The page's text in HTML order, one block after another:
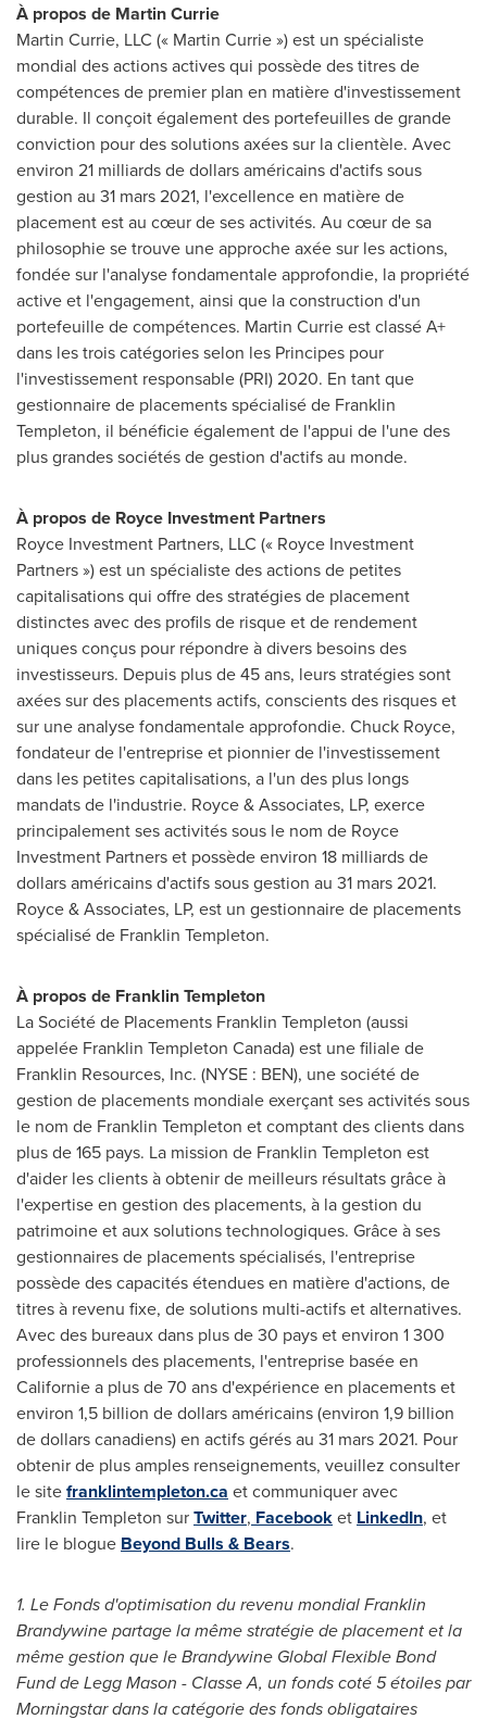
À propos de Martin Currie
Martin Currie, LLC (« Martin Currie ») est un spécialiste
mondial des actions actives qui possède des titres de
compétences de premier plan en matière d'investissement
durable. Il conçoit également des portefeuilles de grande
conviction pour des solutions axées sur la clientèle. Avec
environ 21 milliards de dollars américains d'actifs sous
gestion au 31 mars 2021, l'excellence en matière de
placement est au cœur de ses activités. Au cœur de sa
philosophie se trouve une approche axée sur les actions,
fondée sur l'analyse fondamentale approfondie, la propriété
active et l'engagement, ainsi que la construction d'un
portefeuille de compétences. Martin Currieest classé A+
dans les trois catégories selon les Principes pour
l'investissement responsable (PRI) 2020. En tant que
gestionnaire de placements spécialisé de Franklin
Templeton, il bénéficie également de l'appui de l'une des
plus grandes sociétés de gestion d'actifs au monde.
À propos de Royce Investment Partners
Royce Investment Partners, LLC (« Royce Investment
Partners ») est un spécialiste des actions de petites
capitalisations qui offre des stratégies de placement
distinctes avec des profils de risque et de rendement
uniques conçus pour répondre à divers besoins des
investisseurs. Depuis plus de 45 ans, leurs stratégies sont
axées sur des placements actifs, conscients des risques et
sur une analyse fondamentale approfondie. Chuck Royce,
fondateur de l'entreprise et pionnier de l'investissement
dans les petites capitalisations, a l'un des plus longs
mandats de l'industrie. Royce & Associates, LP, exerce
principalement ses activités sous le nom de Royce
Investment Partners et possède environ 18 milliards de
dollars américains d'actifs sous gestion au 31 mars 2021.
Royce & Associates, LP, est un gestionnaire de placements
spécialisé de Franklin Templeton.
À propos de Franklin Templeton
La Société de Placements Franklin Templeton (aussi
appelée Franklin Templeton Canada) est une filiale de
Franklin Resources, Inc. (NYSE : BEN), une société de
gestion de placements mondiale exerçant ses activités sous
le nom de Franklin Templeton et comptant des clients dans
plus de 165 pays. La mission de Franklin Templeton est
d'aider les clients à obtenir de meilleurs résultats grâce à
l'expertise en gestion des placements, à la gestion du
patrimoine et aux solutions technologiques. Grâce à ses
gestionnaires de placements spécialisés, l'entreprise
possède des capacités étendues en matière d'actions, de
titres à revenu fixe, de solutions multi-actifs et alternatives.
Avec des bureaux dans plus de 30 pays et environ 1 300
professionnels des placements, l'entreprise basée en
Californie a plus de 70 ans d'expérience en placements et
environ 1,5 billion de dollars américains (environ 1,9 billion
de dollars canadiens) en actifs gérés au 31 mars 2021. Pour
obtenir de plus amples renseignements, veuillez consulter
le sitefranklintempleton.ca et communiquer avec
Franklin Templeton surTwitter, Facebooket LinkedIn, et
lire le blogue Beyond Bulls & Bears.
1. Le Fonds d'optimisation du revenu mondial Franklin
Brandywine partage la même stratégie de placement et la
même gestion que le Brandywine Global Flexible Bond
Fund deLegg Mason - Classe A, un fonds coté 5 étoiles par
Morningstar dans la catégorie des fonds obligataires